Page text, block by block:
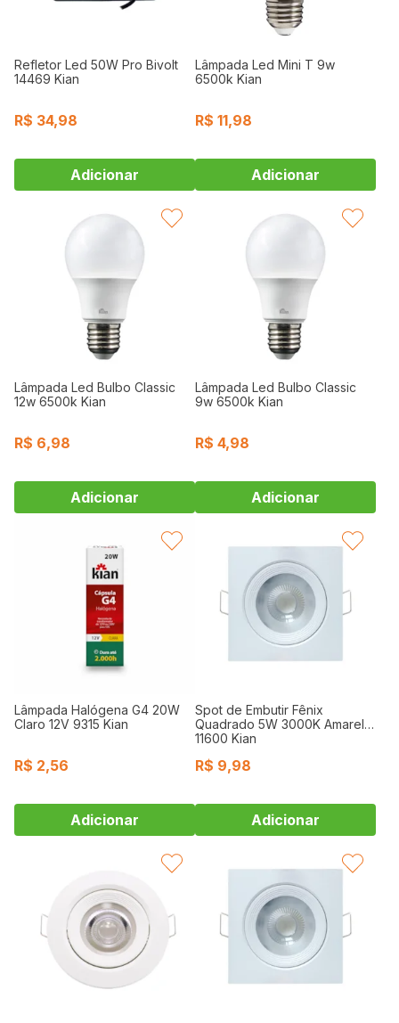
Refletor Led 50W Pro Bivolt
14469 Kian
R$ 34,98
Lâmpada Led Mini T 9w
6500k Kian
R$ 11,98
Lâmpada Led Bulbo Classic
12w 6500k Kian
R$ 6,98
FAVORITAR
Lâmpada Led Bulbo Classic
9w 6500k Kian
R$ 4,98
FAVORITAR
Lâmpada Halógena G4 20W
Claro 12V 9315 Kian
R$ 2,56
FAVORITAR
Spot de Embutir Fênix
Quadrado 5W 3000K Amarelo
11600 Kian
R$ 9,98
FAVORITAR
FAVORITAR FAVORITAR